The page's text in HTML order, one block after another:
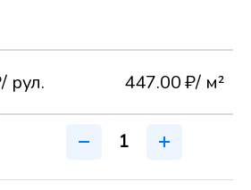
/ рул. 447.00 ₽/ м²